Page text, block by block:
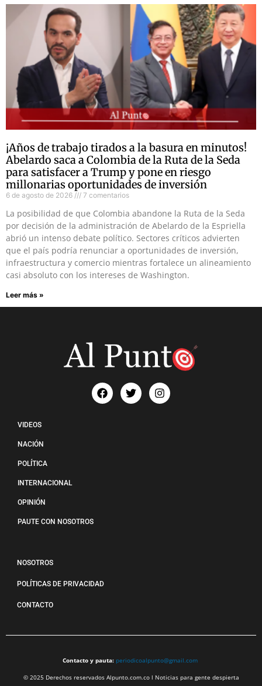
¡Años de trabajo tirados a la basura en minutos!
Abelardo saca a Colombia de la Ruta de la Seda
para satisfacer a Trump y pone en riesgo
millonarias oportunidades de inversión
6 de agosto de 2026 7 comentarios
La posibilidad de que Colombia abandone la Ruta de la Seda
por decisión de la administración de Abelardo de la Espriella
abrió un intenso debate político. Sectores críticos advierten
que el país podría renunciar a oportunidades de inversión,
infraestructura y comercio mientras fortalece un alineamiento
casi absoluto con los intereses de Washington.
Leer más »
VIDEOS
NACIÓN
POLÍTICA
INTERNACIONAL
OPINIÓN
PAUTE CON NOSOTROS
NOSOTROS
POLÍTICAS DE PRIVACIDAD
CONTACTO
Contacto y pauta: periodicoalpunto@gmail.com
© 2025 Derechos reservados Alpunto.com.co l Noticias para gente despierta